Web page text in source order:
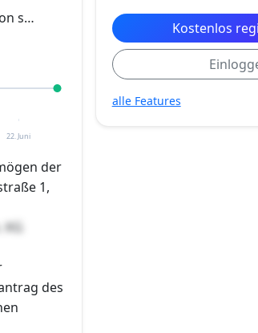
s…
22. Juni
der
1,
des
Kostenlos
alle Features